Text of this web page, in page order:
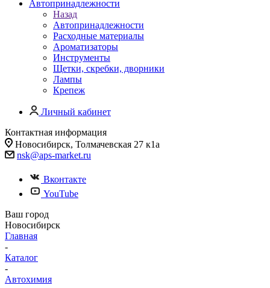
Автопринадлежности
Назад
Автопринадлежности
Расходные материалы
Ароматизаторы
Инструменты
Щетки, скребки, дворники
Лампы
Крепеж
Личный кабинет
Контактная информация
Новосибирск, Толмачевская 27 к1а
nsk@aps-market.ru
Вконтакте
YouTube
Ваш город
Новосибирск
Главная
-
Каталог
-
Автохимия